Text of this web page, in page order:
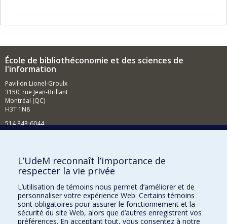
École de bibliothéconomie et des sciences de
l'information
Pavillon Lionel-Groulx
3150, rue Jean-Brillant
Montréal (QC)
H3T 1N8
514 343-6044
Comment soutenir l'École?
BESOIN D'AIDE?
Plan du site
Signaler une erreur
Accessibilité
L’UdeM reconnaît l’importance de
respecter la vie privée
L’utilisation de témoins nous permet d’améliorer et de
personnaliser votre expérience Web. Certains témoins
sont obligatoires pour assurer le fonctionnement et la
sécurité du site Web, alors que d’autres enregistrent vos
préférences. En acceptant tout, vous consentez à notre